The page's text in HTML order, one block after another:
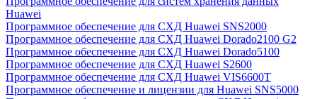
Huawei
Программное обеспечение для СХД Huawei SNS2000
Программное обеспечение для СХД Huawei Dorado2100 G2
Программное обеспечение для СХД Huawei Dorado5100
Программное обеспечение для СХД Huawei S2600
Программное обеспечение для СХД Huawei VIS6600T
Программное обеспечение и лицензии для Huawei SNS5000